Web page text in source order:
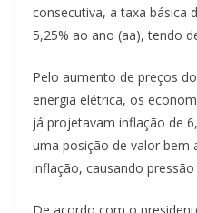
consecutiva, a taxa básica
5,25% ao ano (aa), tendo
Pelo aumento de preços
energia elétrica, os
já projetavam inflação de
uma posição de valor bem
inflação, causando